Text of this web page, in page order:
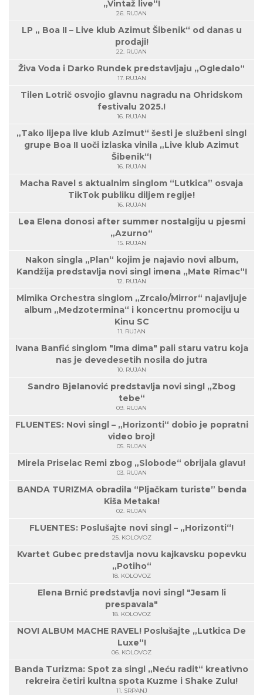
„Vintaž live“!
26. RUJAN
LP „ Boa II – Live klub Azimut Šibenik“ od danas u
prodaji!
22. RUJAN
Živa Voda i Darko Rundek predstavljaju „Ogledalo“
17. RUJAN
Tilen Lotrič osvojio glavnu nagradu na Ohridskom
festivalu 2025.!
16. RUJAN
„Tako lijepa live klub Azimut“ šesti je službeni singl
grupe Boa II uoči izlaska vinila „Live klub Azimut
Šibenik“!
16. RUJAN
Macha Ravel s aktualnim singlom “Lutkica” osvaja
TikTok publiku diljem regije!
16. RUJAN
Lea Elena donosi after summer nostalgiju u pjesmi
„Azurno“
15. RUJAN
Nakon singla „Plan“ kojim je najavio novi album,
Kandžija predstavlja novi singl imena „Mate Rimac“!
12. RUJAN
Mimika Orchestra singlom „Zrcalo/Mirror“ najavljuje
album „Medzotermina“ i koncertnu promociju u
Kinu SC
11. RUJAN
Ivana Banfić singlom "Ima dima" pali staru vatru koja
nas je devedesetih nosila do jutra
10. RUJAN
Sandro Bjelanović predstavlja novi singl „Zbog
tebe“
09. RUJAN
FLUENTES: Novi singl – „Horizonti“ dobio je popratni
video broj!
05. RUJAN
Mirela Priselac Remi zbog „Slobode“ obrijala glavu!
03. RUJAN
BANDA TURIZMA obradila “Pljačkam turiste” benda
Kiša Metaka!
02. RUJAN
FLUENTES: Poslušajte novi singl – „Horizonti“!
25. KOLOVOZ
Kvartet Gubec predstavlja novu kajkavsku popevku
„Potiho“
18. KOLOVOZ
Elena Brnić predstavlja novi singl "Jesam li
prespavala"
18. KOLOVOZ
NOVI ALBUM MACHE RAVEL! Poslušajte „Lutkica De
Luxe“!
06. KOLOVOZ
Banda Turizma: Spot za singl „Neću radit“ kreativno
rekreira četiri kultna spota Kuzme i Shake Zulu!
11. SRPANJ